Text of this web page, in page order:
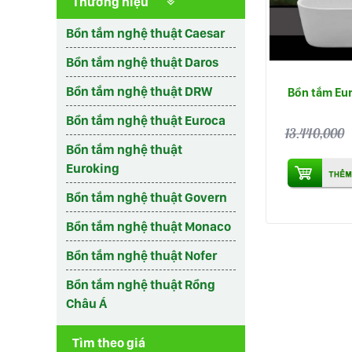
Bồn tắm nghệ thuật Caesar
Bồn tắm nghệ thuật Daros
Bồn tắm nghệ thuật DRW
Bồn tắm nghệ thuật Euroca
Bồn tắm nghệ thuật
Euroking
Bồn tắm nghệ thuật Govern
Bồn tắm nghệ thuật Monaco
Bồn tắm nghệ thuật Nofer
Bồn tắm nghệ thuật Rồng
Châu Á
Tìm theo giá
Bồn tắm
13.440,000